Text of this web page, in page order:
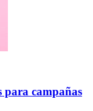
para campañas